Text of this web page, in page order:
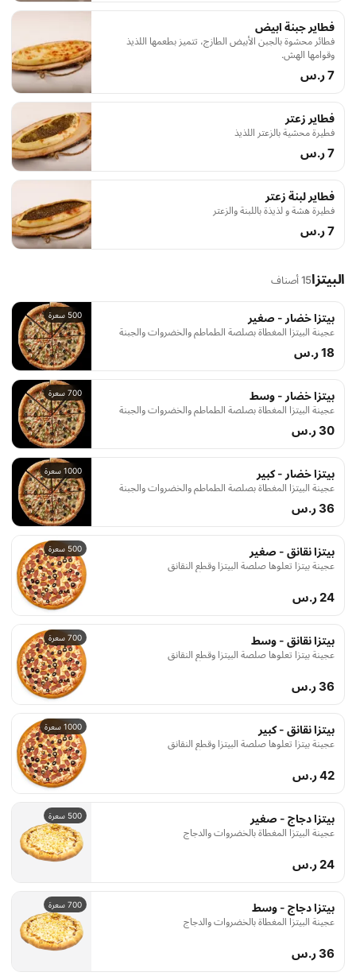
فطاير جبنة ابيض
فطائر محشوة بالجبن الأبيض الطازج، تتميز بطعمها اللذيذ
وقوامها الهش.
7 ر.س
فطاير زعتر
فطيرة محشية بالزعتر اللذيذ
7 ر.س
فطاير لبنة زعتر
فطيرة هشة و لذيذة باللبنة والزعتر
7 ر.س
البيتزا15 أصناف
500 سعرة بيتزا خضار - صغير
عجينة البيتزا المغطاة بصلصة الطماطم والخضروات والجبنة
18 ر.س
700 سعرة بيتزا خضار - وسط
عجينة البيتزا المغطاة بصلصة الطماطم والخضروات والجبنة
30 ر.س
1000 سعرة بيتزا خضار - كبير
عجينة البيتزا المغطاة بصلصة الطماطم والخضروات والجبنة
36 ر.س
500 سعرة بيتزا نقانق - صغير
عجينة بيتزا تعلوها صلصة البيتزا وقطع النقانق
24 ر.س
700 سعرة بيتزا نقانق - وسط
عجينة بيتزا تعلوها صلصة البيتزا وقطع النقانق
36 ر.س
1000 سعرة بيتزا نقانق - كبير
عجينة بيتزا تعلوها صلصة البيتزا وقطع النقانق
42 ر.س
500 سعرة بيتزا دجاج - صغير
عجينة البيتزا المغطاة بالخضروات والدجاج
24 ر.س
700 سعرة بيتزا دجاج - وسط
عجينة البيتزا المغطاة بالخضروات والدجاج
36 ر.س